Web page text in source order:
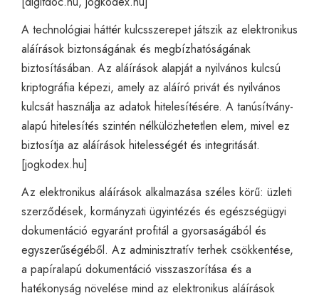
A technológiai háttér kulcsszerepet játszik az elektronikus
aláírások biztonságának és megbízhatóságának
biztosításában. Az aláírások alapját a nyilvános kulcsú
kriptográfia képezi, amely az aláíró privát és nyilvános
kulcsát használja az adatok hitelesítésére. A tanúsítvány-
alapú hitelesítés szintén nélkülözhetetlen elem, mivel ez
biztosítja az aláírások hitelességét és integritását.
[jogkodex.hu]
Az elektronikus aláírások alkalmazása széles körű: üzleti
szerződések, kormányzati ügyintézés és egészségügyi
dokumentáció egyaránt profitál a gyorsaságából és
egyszerűségéből. Az adminisztratív terhek csökkentése,
a papíralapú dokumentáció visszaszorítása és a
hatékonyság növelése mind az elektronikus aláírások